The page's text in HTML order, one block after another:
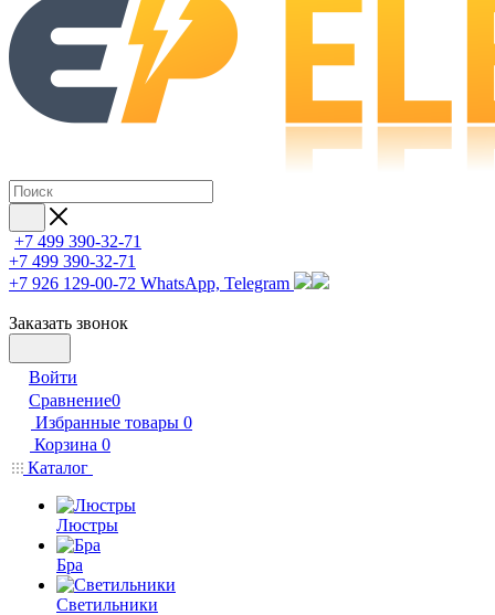
+7 499 390-32-71
+7 499 390-32-71
+7 926 129-00-72 WhatsApp, Telegram
Заказать звонок
Войти
Сравнение0
Избранные товары 0
Корзина 0
Каталог
Люстры
Бра
Светильники